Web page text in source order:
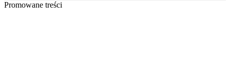
Promowane treści